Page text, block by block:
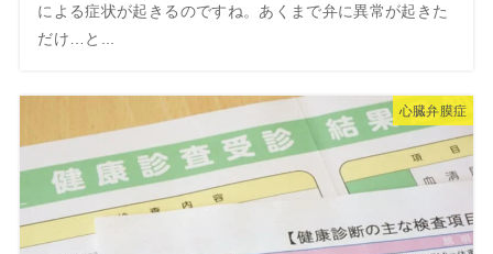
による症状が起きるのですね。あくまで弁に異常が起きた
だけ…と...
心臓弁膜症